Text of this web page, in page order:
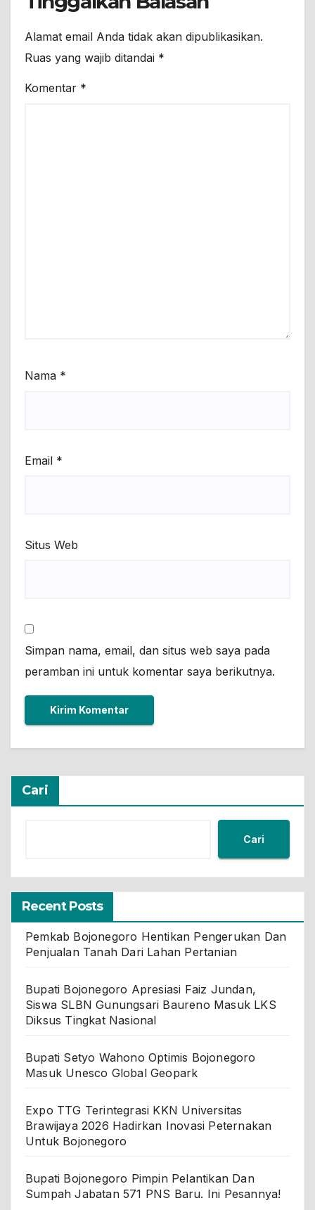
Alamat email Anda tidak akan dipublikasikan.
Ruas yang wajib ditandai *
Komentar *
Nama *
Email *
Situs Web
Simpan nama, email, dan situs web saya pada
peramban ini untuk komentar saya berikutnya.
Cari
Cari
Recent Posts
Pemkab Bojonegoro Hentikan Pengerukan Dan
Penjualan Tanah Dari Lahan Pertanian
Bupati Bojonegoro Apresiasi Faiz Jundan,
Siswa SLBN Gunungsari Baureno Masuk LKS
Diksus Tingkat Nasional
Bupati Setyo Wahono Optimis Bojonegoro
Masuk Unesco Global Geopark
Expo TTG Terintegrasi KKN Universitas
Brawijaya 2026 Hadirkan Inovasi Peternakan
Untuk Bojonegoro
Bupati Bojonegoro Pimpin Pelantikan Dan
Sumpah Jabatan 571 PNS Baru. Ini Pesannya!